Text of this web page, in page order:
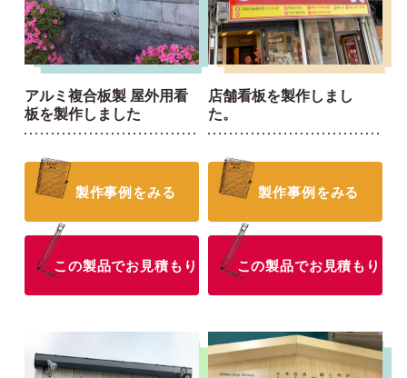
アルミ複合板製 屋外用看
板を製作しました
製作事例をみる
この製品でお見積もり
店舗看板を製作しまし
た。
製作事例をみる
この製品でお見積もり